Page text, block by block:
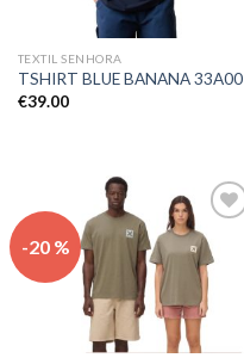
TEXTIL SENHORA
TSHIRT BLUE BANANA 33A00
€39.00
-20 %
Adicionar
aos meus
desejos